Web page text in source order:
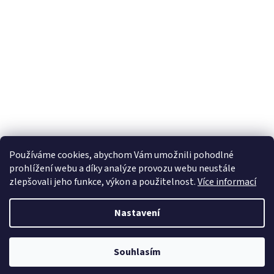
Používáme cookies, abychom Vám umožnili pohodlné
prohlížení webu a díky analýze provozu webu neustále
zlepšovali jeho funkce, výkon a použitelnost.Více informací
Nastavení
Souhlasím